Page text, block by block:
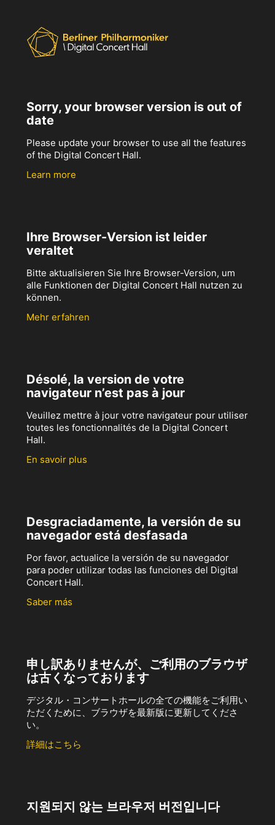
Sorry, your browser version is out of
date
Please update your browser to use all the features
of the Digital Concert Hall.
Learn more
Ihre Browser-Version ist leider
veraltet
Bitte aktualisieren Sie Ihre Browser-Version, um
alle Funktionen der Digital Concert Hall nutzen zu
können.
Mehr erfahren
Désolé, la version de votre
navigateur n’est pas à jour
Veuillez mettre à jour votre navigateur pour utiliser
toutes les fonctionnalités de la Digital Concert
Hall.
En savoir plus
Desgraciadamente, la versión de su
navegador está desfasada
Por favor, actualice la versión de su navegador
para poder utilizar todas las funciones del Digital
Concert Hall.
Saber más
申し訳ありませんが、ご利用のブラウザ
は古くなっております
デジタル・コンサートホールの全ての機能をご利用い
ただくために、ブラウザを最新版に更新してくださ
い。
詳細はこちら
지원되지 않는 브라우저 버전입니다